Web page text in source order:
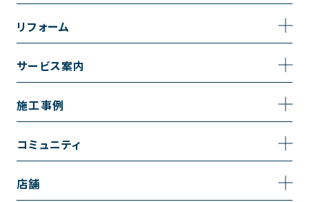
事業内容
採用情報
リフォーム
トイレのリフォーム
キッチンのリフォーム
リノベーション
サービス案内
サービスの流れ
施工事例
施工事例一覧
コミュニティ
コミュニティ
店舗